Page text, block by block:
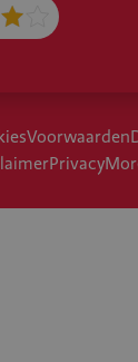
Voorwaarden
Privacy